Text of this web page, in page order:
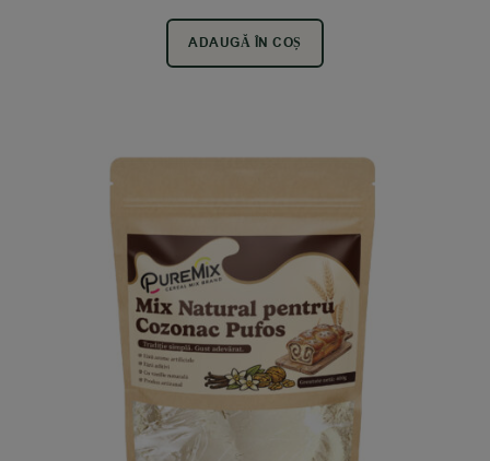
ADAUGĂ ÎN COȘ